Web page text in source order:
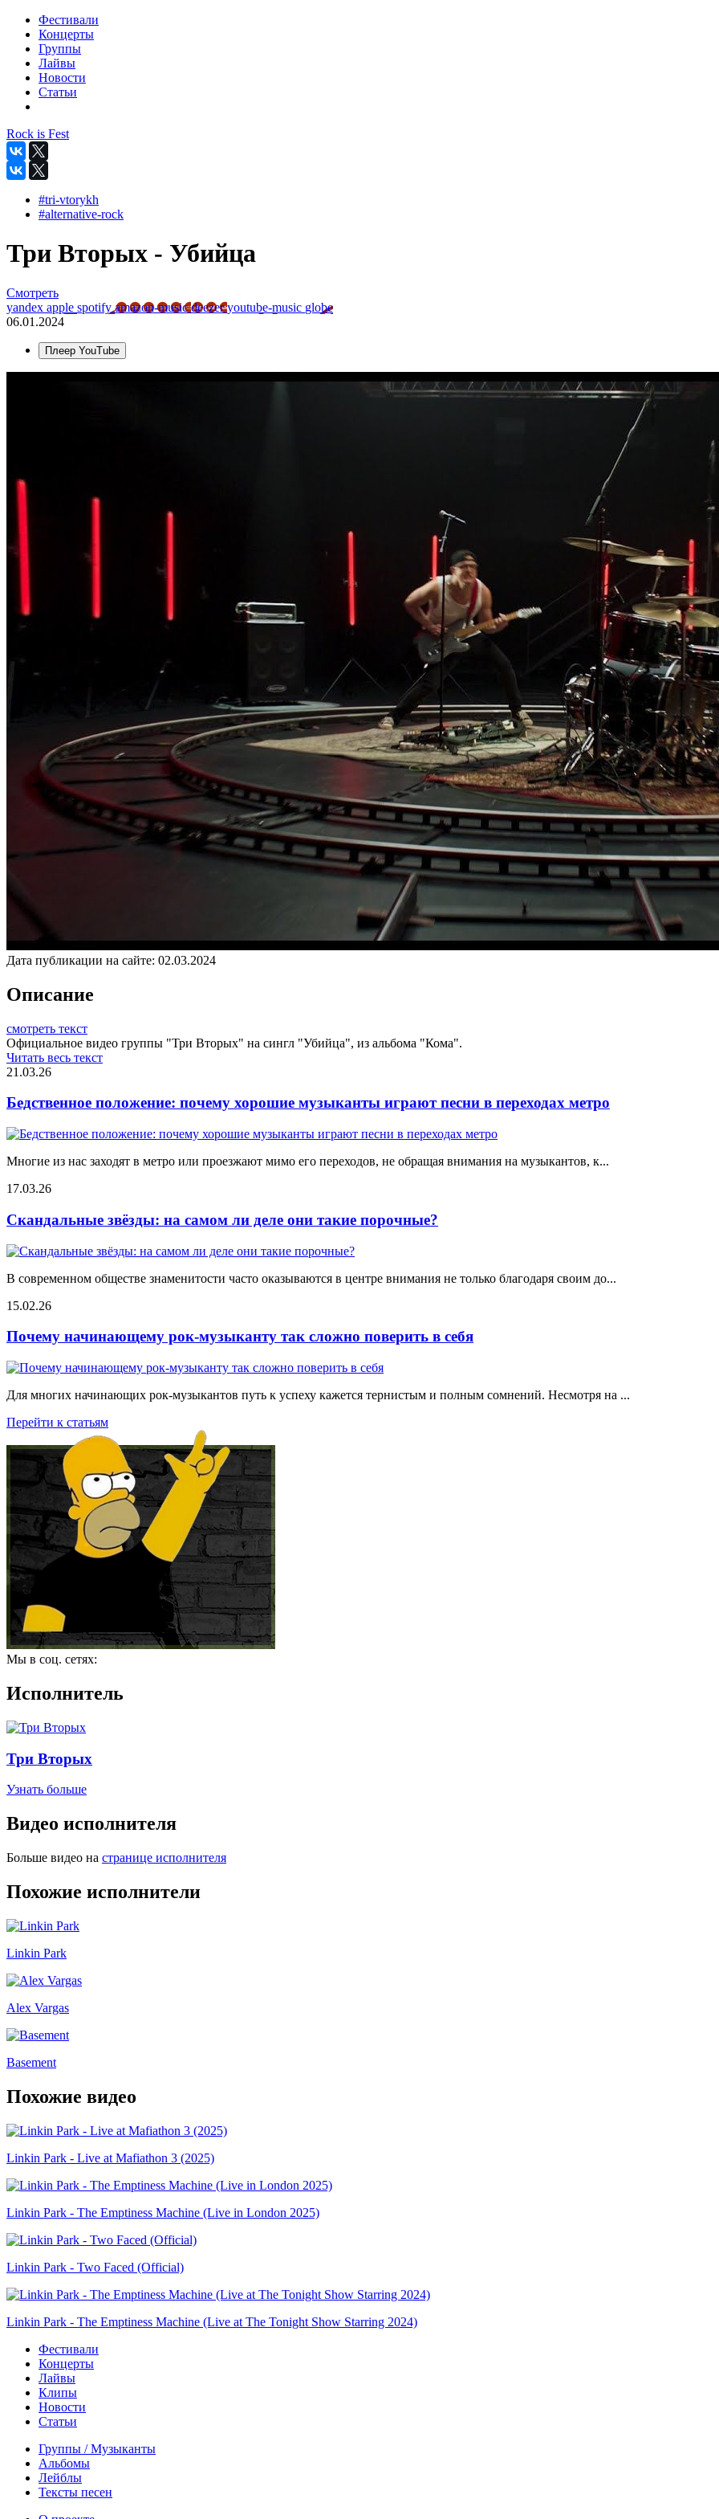
Фестивали
Концерты
Группы
Лайвы
Новости
Статьи
Rock is Fest
#tri-vtorykh
#alternative-rock
Три Вторых - Убийца
Смотреть
yandex apple spotifyamazon-musicdeezeryoutube-music globe
06.01.2024
Плеер YouTube
Дата публикации на сайте: 02.03.2024
Описание
смотреть текст
Официальное видео группы "Три Вторых" на сингл "Убийца", из альбома "Кома".
Читать весь текст
21.03.26
Бедственное положение: почему хорошие музыканты играют песни в переходах метро
Многие из нас заходят в метро или проезжают мимо его переходов, не обращая внимания на музыкантов, к...
17.03.26
Скандальные звёзды: на самом ли деле они такие порочные?
В современном обществе знаменитости часто оказываются в центре внимания не только благодаря своим до...
15.02.26
Почему начинающему рок-музыканту так сложно поверить в себя
Для многих начинающих рок-музыкантов путь к успеху кажется тернистым и полным сомнений. Несмотря на ...
Перейти к статьям
Мы в соц. сетях:
Исполнитель
Три Вторых
Узнать больше
Видео исполнителя
Больше видео на странице исполнителя
Похожие исполнители
Linkin Park
Alex Vargas
Basement
Похожие видео
Linkin Park - Live at Mafiathon 3 (2025)
Linkin Park - The Emptiness Machine (Live in London 2025)
Linkin Park - Two Faced (Official)
Linkin Park - The Emptiness Machine (Live at The Tonight Show Starring 2024)
Фестивали
Концерты
Лайвы
Клипы
Новости
Статьи
Группы / Музыканты
Альбомы
Лейблы
Тексты песен